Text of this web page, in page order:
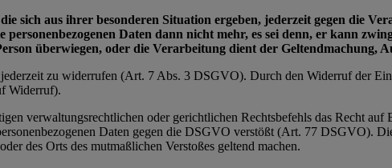
sich aus ihrer besonderen Situation ergeben, jederzeit gegen die
Daten dann nicht mehr, es sei denn, er kann
überwiegen, oder die Verarbeitung dient der Geltendmachung,
zu widerrufen (Art. 7 Abs. 3 DSGVO). Durch den Widerruf der
Widerruf).
verwaltungsrechtlichen oder gerichtlichen Rechtsbefehls das Recht
Daten gegen die DSGVO verstößt (Art. 77 DSGVO).
des Orts des mutmaßlichen Verstoßes geltend machen.